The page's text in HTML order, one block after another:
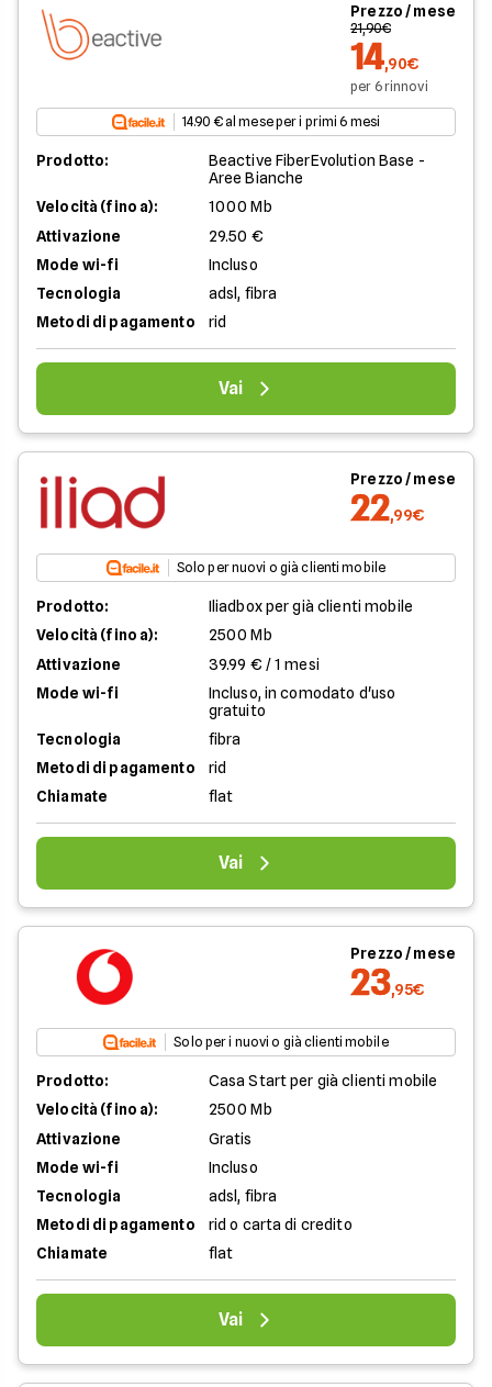
Prezzo / mese
21,90€
14,90€
per 6 rinnovi
14.90 € al mese per i primi 6 mesi
Prodotto:
Beactive FiberEvolution Base -
Aree Bianche
Velocità (fino a):
1000 Mb
Attivazione
29.50 €
Mode wi-fi
Incluso
Tecnologia
adsl, fibra
Metodi di pagamento
rid
Vai
Prezzo / mese
22,99€
Solo per nuovi o già clienti mobile
Prodotto:
Iliadbox per già clienti mobile
Velocità (fino a):
2500 Mb
Attivazione
39.99 € / 1 mesi
Mode wi-fi
Incluso, in comodato d'uso
gratuito
Tecnologia
fibra
Metodi di pagamento
rid
Chiamate
flat
Vai
Prezzo / mese
23,95€
Solo per i nuovi o già clienti mobile
Prodotto:
Casa Start per già clienti mobile
Velocità (fino a):
2500 Mb
Attivazione
Gratis
Mode wi-fi
Incluso
Tecnologia
adsl, fibra
Metodi di pagamento
rid o carta di credito
Chiamate
flat
Vai